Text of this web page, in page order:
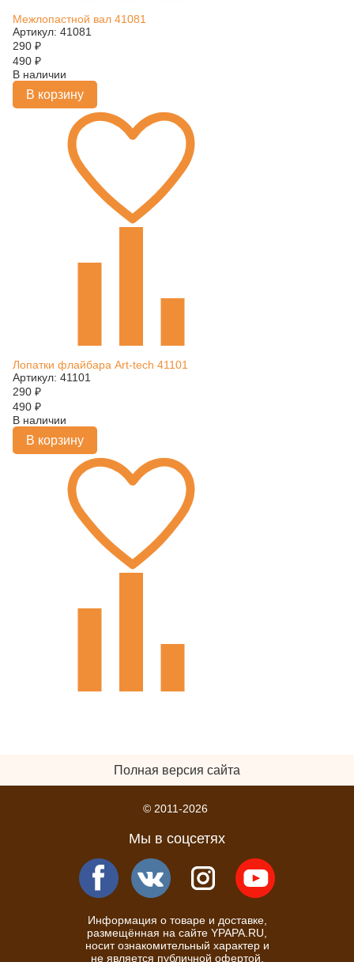
Межлопастной вал 41081
Артикул: 41081
290 ₽
490 ₽
В наличии
В корзину
Лопатки флайбара Art-tech 41101
Артикул: 41101
290 ₽
490 ₽
В наличии
В корзину
Полная версия сайта
© 2011-2026
Мы в соцсетях
Информация о товаре и доставке,
размещённая на сайте YPAPA.RU,
носит ознакомительный характер и
не является публичной офертой.